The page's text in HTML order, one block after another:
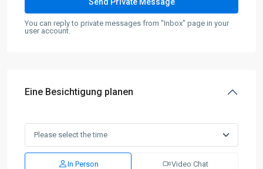
You can reply to private messages from "Inbox" page in your
user account.
Eine Besichtigung planen
In Person Video Chat